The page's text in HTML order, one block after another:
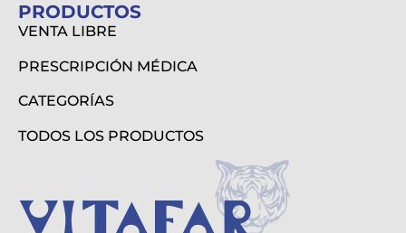
PRODUCTOS
VENTA LIBRE
PRESCRIPCIÓN MÉDICA
CATEGORÍAS
TODOS LOS PRODUCTOS